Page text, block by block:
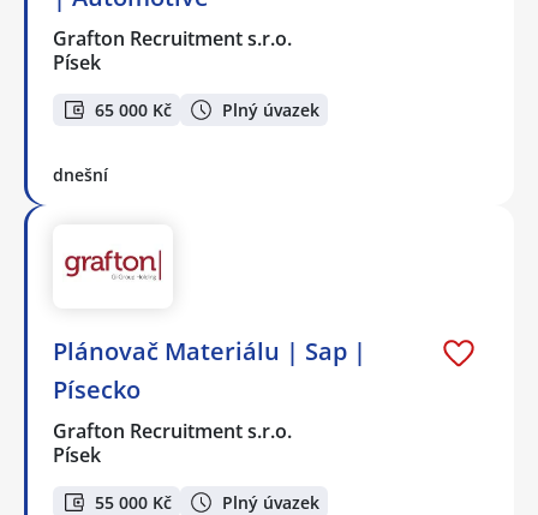
Grafton Recruitment s.r.o.
Písek
65 000 Kč Plný úvazek
dnešní
Plánovač Materiálu | Sap |
Písecko
Grafton Recruitment s.r.o.
Písek
55 000 Kč Plný úvazek